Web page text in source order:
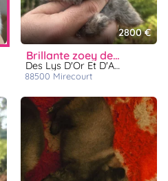
2800 €
brillante zoey des lys d or et d argent
Des Lys D'Or Et D'Argent
88500 mirecourt